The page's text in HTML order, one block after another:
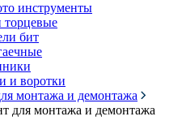
инструменты
торцевые
бит
и воротки
монтажа и демонтажа
для монтажа и демонтажа